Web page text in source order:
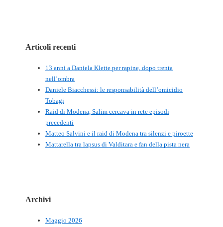
Articoli recenti
13 anni a Daniela Klette per rapine, dopo trenta
nell’ombra
Daniele Biacchessi: le responsabilità dell’omicidio
Tobagi
Raid di Modena, Salim cercava in rete episodi
precedenti
Matteo Salvini e il raid di Modena tra silenzi e piroette
Mattarella tra lapsus di Valditara e fan della pista nera
Archivi
Maggio 2026